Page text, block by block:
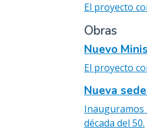
El proyecto
Obras
Nuevo
El proyecto
Nueva
Inauguramos
década del 50.